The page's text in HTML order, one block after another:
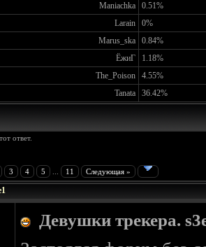
Maniachka
0.51%
Larain
0%
Marus_ska
0.84%
ЁжиГ
1.18%
The_Poison
4.55%
Tanata
36.42%
ответ.
3 4 5 11 Следующая »
Девушки трекера.